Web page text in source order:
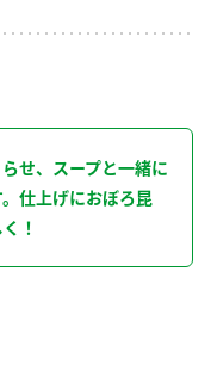
せ、スープと一緒に
仕上げにおぼろ昆
！